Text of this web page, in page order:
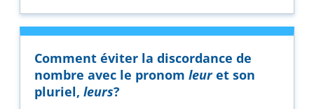
Comment éviter la discordance de
nombre avec le pronom leuret son
pluriel, leurs?